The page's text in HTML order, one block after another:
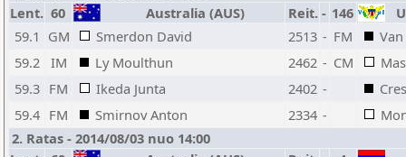
Lent. 60 Australia (AUS) Reit. - 146
59.1 GM Smerdon David 2513 - FM
59.2 IM Ly Moulthun 2462 - CM
59.3 FM Ikeda Junta 2402 -
59.4 FM Smirnov Anton 2334 -
2. Ratas - 2014/08/03 nuo 14:00